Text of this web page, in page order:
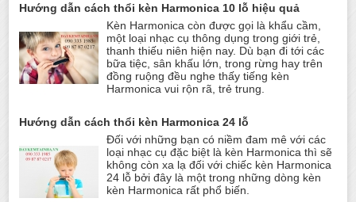
Hướng dẫn cách thổi kèn Harmonica 10 lỗ hiệu quả
Kèn Harmonica còn được gọi là khẩu cầm,
một loại nhạc cụ thông dụng trong giới trẻ,
thanh thiếu niên hiện nay. Dù bạn đi tới các
bữa tiệc, sân khấu lớn, trong rừng hay trên
đồng ruộng đều nghe thấy tiếng kèn
Harmonica vui rộn rã, trẻ trung.
Hướng dẫn cách thổi kèn Harmonica 24 lỗ
Đối với những bạn có niềm đam mê với các
loại nhạc cụ đặc biệt là kèn Harmonica thì sẽ
không còn xa lạ đối với chiếc kèn Harmonica
24 lỗ bởi đây là một trong những dòng kèn
kèn Harmonica rất phổ biến.